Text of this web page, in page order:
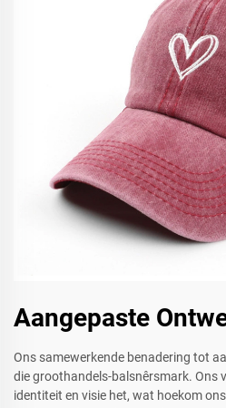
Aangepaste
Ons samewerkende benadering tot
die groothandels-balsnêrsmark. Ons
identiteit en visie het, wat hoekom